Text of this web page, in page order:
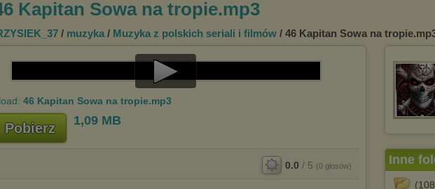
Kapitan Sowa na tropie.mp3
/ muzyka / Muzyka z polskich seriali i filmów / 46 Kapitan Sowa na
Play
46 Kapitan Sowa na tropie.mp3
Pobierz 1,09 MB
0.0 / 5 (0 głosów) Inne